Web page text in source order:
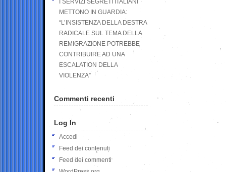
I SERVIZI SEGRETI ITALIANI
METTONO IN GUARDIA:
“L’INSISTENZA DELLA DESTRA
RADICALE SUL TEMA DELLA
REMIGRAZIONE POTREBBE
CONTRIBUIRE AD UNA
ESCALATION DELLA
VIOLENZA”
Commenti recenti
Log In
Accedi
Feed dei contenuti
Feed dei commenti